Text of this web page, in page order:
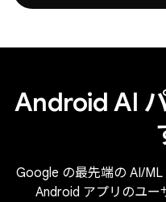
Android AI
Google の最先端の AI/ML
Android アプリのユー